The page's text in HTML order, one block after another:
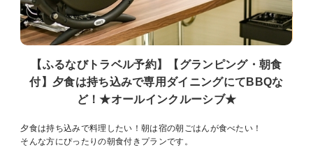
【ふるなびトラベル予約】【グランピング・朝食
付】夕食は持ち込みで専用ダイニングにてBBQな
ど！★オールインクルーシブ★
夕食は持ち込みで料理したい！朝は宿の朝ごはんが食べたい！
そんな方にぴったりの朝食付きプランです。